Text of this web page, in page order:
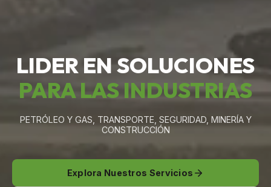
LIDER EN SOLUCIONES
PARA LAS INDUSTRIAS
PETRÓLEO Y GAS, TRANSPORTE, SEGURIDAD, MINERÍA Y
CONSTRUCCIÓN
Explora Nuestros Servicios